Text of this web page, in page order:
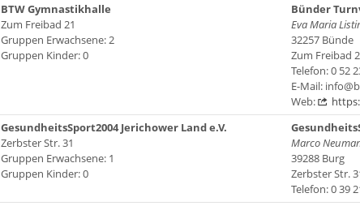
BTW Gymnastikhalle
Zum Freibad 21
Gruppen Erwachsene: 2
Gruppen Kinder: 0
Bünder
Eva Maria
32257 Bünde
Zum Freibad
Telefon: 0 52
E-Mail:
Web:
GesundheitsSport2004 Jerichower Land e.V.
Zerbster Str. 31
Gruppen Erwachsene: 1
Gruppen Kinder: 0
Marco
39288 Burg
Zerbster Str.
Telefon: 0 39